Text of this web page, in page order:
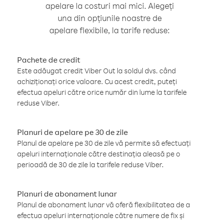
apelare la costuri mai mici. Alegeți
una din opțiunile noastre de
apelare flexibile, la tarife reduse:
Pachete de credit
Este adăugat credit Viber Out la soldul dvs. când
achiziționați orice valoare. Cu acest credit, puteți
efectua apeluri către orice număr din lume la tarifele
reduse Viber.
Planuri de apelare pe 30 de zile
Planul de apelare pe 30 de zile vă permite să efectuați
apeluri internaționale către destinația aleasă pe o
perioadă de 30 de zile la tarifele reduse Viber.
Planuri de abonament lunar
Planul de abonament lunar vă oferă flexibilitatea de a
efectua apeluri internaționale către numere de fix și